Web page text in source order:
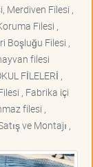
Filesi ,
Filesi ,
Boşluğu Filesi ,
filesi
FİLELERİ ,
, Fabrika içi
filesi ,
ve Montajı ,